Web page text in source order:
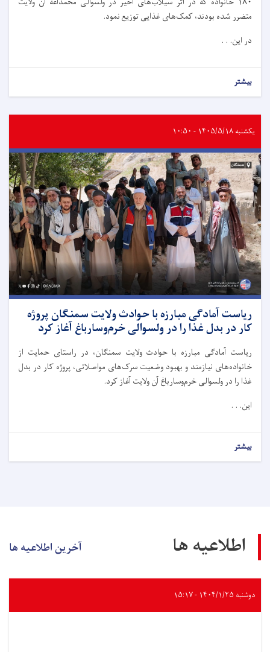
متضرر شده بودند، کمک‌های غذایی توزیع نمود.
در این. . .
بیشتر
یکشنبه ۱۴۰۵/۵/۱۸ - ۱۰:۵۰
ریاست آمادگی مبارزه با حوادث ولایت سمنگان پروژه
کار در بدل غذا را در ولسوالی خرم‌وسارباغ آغاز کرد
ریاست آمادگی مبارزه با حوادث ولایت سمنگان، در راستای حمایت از
خانواده‌های نیازمند و بهبود وضعیت سرک‌های مواصلاتی، پروژه کار در بدل
غذا را در ولسوالی خرم‌وسارباغ آن ولایت آغاز کرد.
این. . .
بیشتر
اطلاعیه ها آخرین اطلاعیه ها
دوشنبه ۱۴۰۴/۱/۲۵ - ۱۵:۱۷